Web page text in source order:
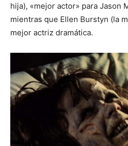
hija), «mejor actor» para Jason
mientras que Ellen Burstyn (la
mejor actriz dramática.